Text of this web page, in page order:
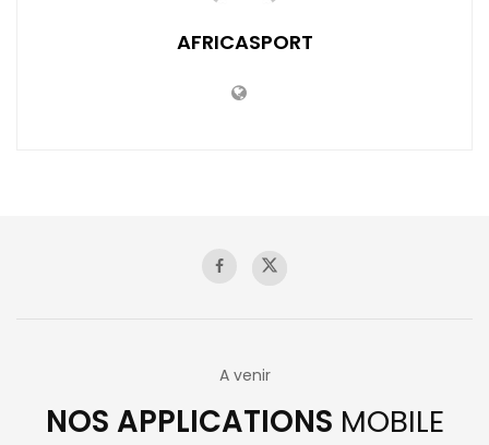
AFRICASPORT
A venir
NOS APPLICATIONS MOBILE